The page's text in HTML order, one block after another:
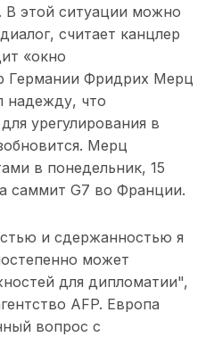
этой ситуации можно
считает канцлер
«окно
Германии Фридрих Мерц
надежду, что
урегулирования в
Мерц
в понедельник, 15
саммит G7 во Франции.
и сдержанностью я
может
для дипломатии",
AFP. Европа
вопрос с